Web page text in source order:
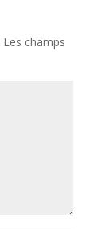
Les champs